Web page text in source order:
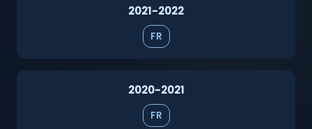
2021-2022
FR
2020-2021
FR